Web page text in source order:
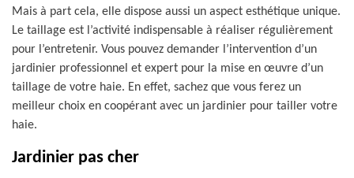
Mais à part cela, elle dispose aussi un aspect esthétique unique.
Le taillage est l’activité indispensable à réaliser régulièrement
pour l’entretenir. Vous pouvez demander l’intervention d’un
jardinier professionnel et expert pour la mise en œuvre d’un
taillage de votre haie. En effet, sachez que vous ferez un
meilleur choix en coopérant avec un jardinier pour tailler votre
haie.
Jardinier pas cher